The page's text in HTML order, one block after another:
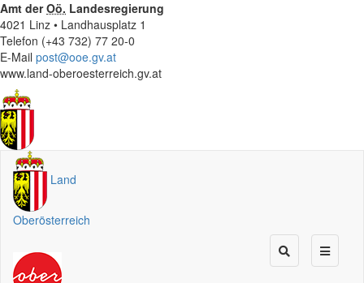
Amt derOö. Landesregierung
4021 Linz • Landhausplatz 1
Telefon (+43 732) 77 20-0
E-Mail post@ooe.gv.at
www.land-oberoesterreich.gv.at
Land
Oberösterreich